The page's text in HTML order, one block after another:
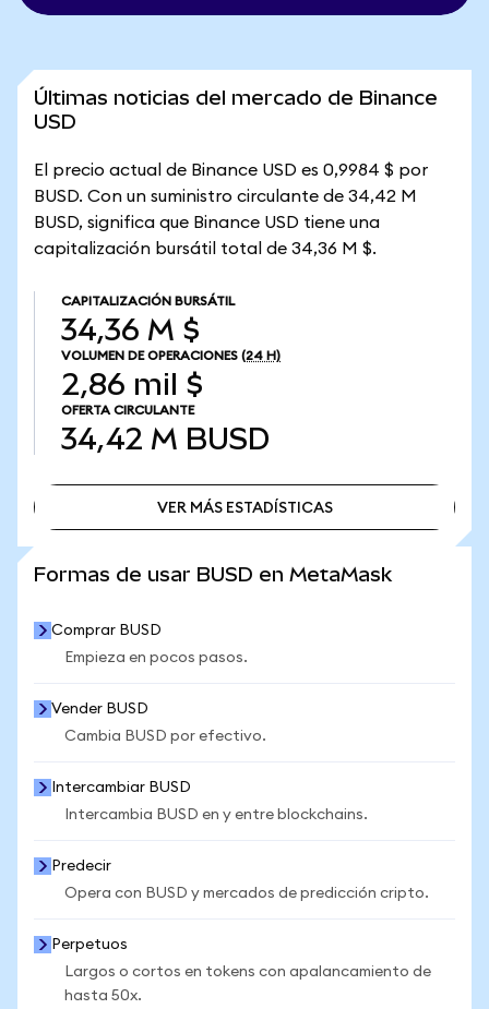
Últimas noticias del mercado de Binance
USD
El precio actual de Binance USD es 0,9984 $ por
BUSD. Con un suministro circulante de 34,42 M
BUSD, significa que Binance USD tiene una
capitalización bursátil total de 34,36 M $.
CAPITALIZACIÓN BURSÁTIL
34,36 M $
VOLUMEN DE OPERACIONES (24 H)
2,86 mil $
OFERTA CIRCULANTE
34,42 M BUSD
VER MÁS ESTADÍSTICAS
Formas de usar BUSD en MetaMask
Comprar BUSD
Empieza en pocos pasos.
Vender BUSD
Cambia BUSD por efectivo.
Intercambiar BUSD
Intercambia BUSD en y entre blockchains.
Predecir
Opera con BUSD y mercados de predicción cripto.
Perpetuos
Largos o cortos en tokens con apalancamiento de
hasta 50x.